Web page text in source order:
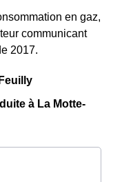
en gaz,
communicant
2017.
à La Motte-